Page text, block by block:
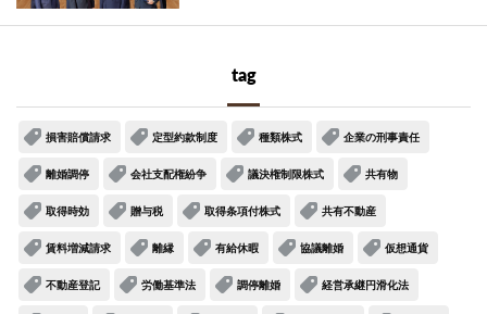
tag
損害賠償請求 定型約款制度 種類株式 企業の刑事責任
離婚調停 会社支配権紛争 議決権制限株式 共有物
取得時効 贈与税 取得条項付株式 共有不動産
賃料増減請求 離縁 有給休暇 協議離婚 仮想通貨
不動産登記 労働基準法 調停離婚 経営承継円滑化法